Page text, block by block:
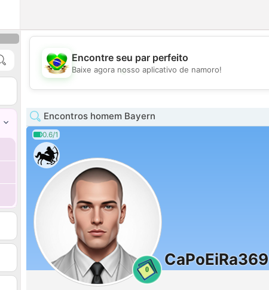
💖
Encontre seu par perfeito
Baixe agora nosso aplicativo de namoro!
Encontros homem Bayern
0.6/1
0
CaPoEiRa369